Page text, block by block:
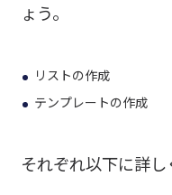
ょう。
リストの作成
テンプレートの作成
それぞれ以下に詳し